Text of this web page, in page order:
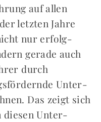
auf allen
letzten Jahre
nur erfolg­
gerade auch
durch
Unter­
Das zeigt sich
diesen Unter­